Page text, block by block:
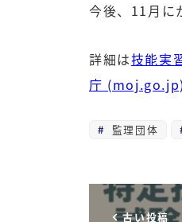
今後、11月に
詳細は技能実
庁 (moj.go.jp)
監理団体
古い投稿